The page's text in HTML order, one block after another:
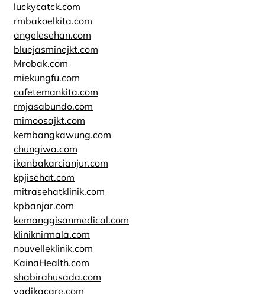
luckycatck.com
rmbakoelkita.com
angelesehan.com
bluejasminejkt.com
Mrobak.com
miekungfu.com
cafetemankita.com
rmjasabundo.com
mimoosajkt.com
kembangkawung.com
chungiwa.com
ikanbakarcianjur.com
kpjisehat.com
mitrasehatklinik.com
kpbanjar.com
kemanggisanmedical.com
kliniknirmala.com
nouvelleklinik.com
KainaHealth.com
shabirahusada.com
yadikacare.com